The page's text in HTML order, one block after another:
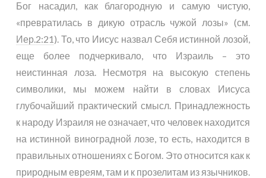
Бог насадил, как благородную и самую чистую,
«превратилась в дикую отрасль чужой лозы» (см.
Иер.2:21 ). То, что Иисус назвал Себя истинной лозой,
еще более подчеркивало, что Израиль – это
неистинная лоза. Несмотря на высокую степень
символики, мы можем найти в словах Иисуса
глубочайший практический смысл. Принадлежность
к народу Израиля не означает, что человек находится
на истинной виноградной лозе, то есть, находится в
правильных отношениях с Богом. Это относится как к
природным евреям, там и к прозелитам из язычников.